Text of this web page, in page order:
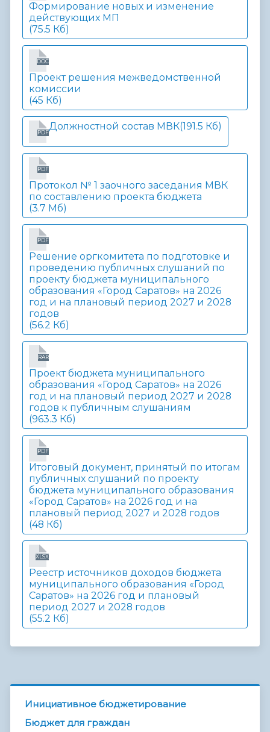
Формирование новых и изменение
действующих МП
(75.5 Кб)
DOC
Проект решения межведомственной
комиссии
(45 Кб)
PDF
Должностной состав МВК(191.5 Кб)
PDF
Протокол № 1 заочного заседания МВК
по составлению проекта бюджета
(3.7 Мб)
PDF
Решение оргкомитета по подготовке и
проведению публичных слушаний по
проекту бюджета муниципального
образования «Город Саратов» на 2026
год и на плановый период 2027 и 2028
годов
(56.2 Кб)
RAR
Проект бюджета муниципального
образования «Город Саратов» на 2026
год и на плановый период 2027 и 2028
годов к публичным слушаниям
(963.3 Кб)
PDF
Итоговый документ, принятый по итогам
публичных слушаний по проекту
бюджета муниципального образования
«Город Саратов» на 2026 год и на
плановый период 2027 и 2028 годов
(48 Кб)
XLSX
Реестр источников доходов бюджета
муниципального образования «Город
Саратов» на 2026 год и плановый
период 2027 и 2028 годов
(55.2 Кб)
Инициативное бюджетирование
Бюджет для граждан